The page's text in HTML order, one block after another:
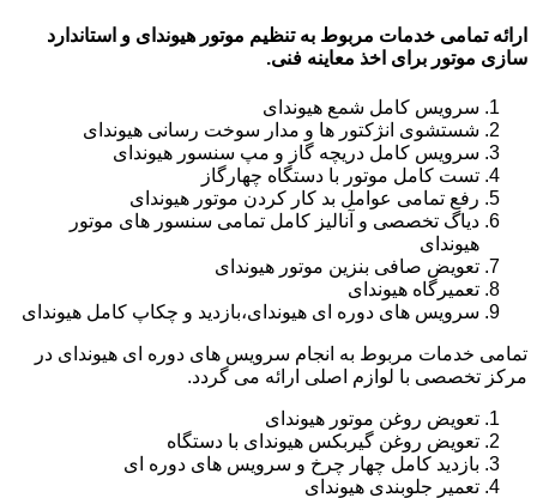
ارائه تمامی خدمات مربوط به تنظیم موتور هیوندای و استاندارد
سازی موتور برای اخذ معاینه فنی.
سرویس کامل شمع هیوندای
شستشوی انژکتور ها و مدار سوخت رسانی هیوندای
سرویس کامل دریچه گاز و مپ سنسور هیوندای
تست کامل موتور با دستگاه چهارگاز
رفع تمامی عوامل بد کار کردن موتور هیوندای
دیاگ تخصصی و آنالیز کامل تمامی سنسور های موتور
هیوندای
تعویض صافی بنزین موتور هیوندای
تعمیرگاه هیوندای
سرویس های دوره ای هیوندای،بازدید و چکاپ کامل هیوندای
تمامی خدمات مربوط به انجام سرویس های دوره ای هیوندای در
مرکز تخصصی با لوازم اصلی ارائه می گردد.
تعویض روغن موتور هیوندای
تعویض روغن گیربکس هیوندای با دستگاه
بازدید کامل چهار چرخ و سرویس های دوره ای
تعمیر جلوبندی هیوندای